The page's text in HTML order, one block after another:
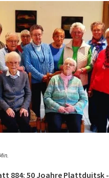
884: 50 Joahre Plattduitsk -